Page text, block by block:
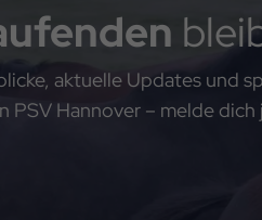
aktuelle Updates und
PSV Hannover – melde